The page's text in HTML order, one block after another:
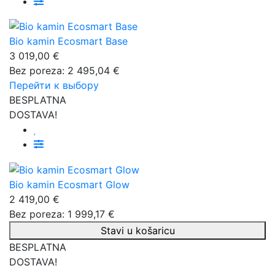
Bio kamin Ecosmart Base
3 019,00 €
Bez poreza: 2 495,04 €
Перейти к выбору
BESPLATNA
DOSTAVA!
Bio kamin Ecosmart Glow
2 419,00 €
Bez poreza: 1 999,17 €
Stavi u košaricu
BESPLATNA
DOSTAVA!